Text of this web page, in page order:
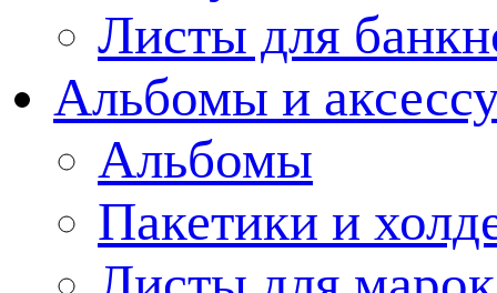
Листы для
Альбомы и
Альбомы
Пакетики и